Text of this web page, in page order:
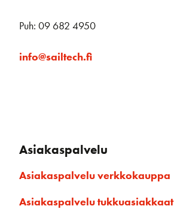
Puh: 09 682 4950
info@sailtech.fi
Asiakaspalvelu
Asiakaspalvelu verkkokauppa
Asiakaspalvelu tukkuasiakkaat